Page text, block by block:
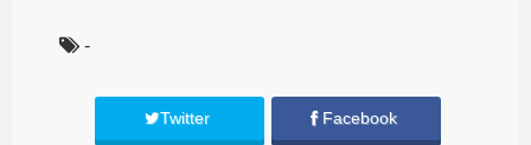
-
Twitter Facebook